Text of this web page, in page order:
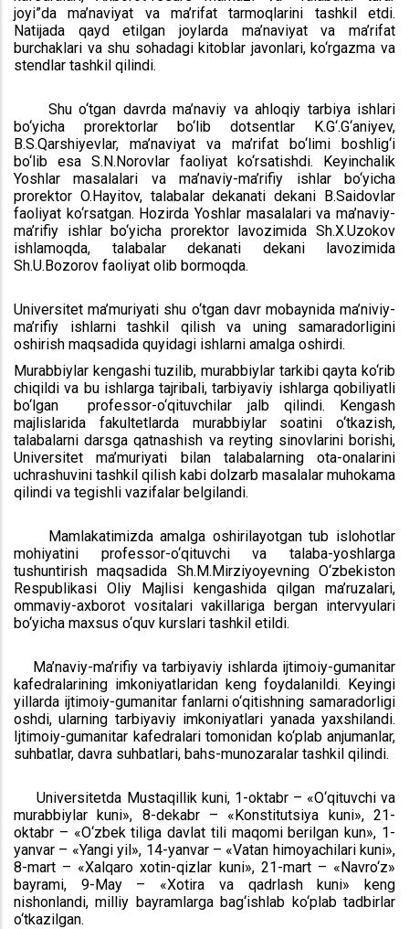
joyi”da ma’naviyat va ma’rifat tarmoqlarini tashkil etdi.
Natijada qayd etilgan joylarda ma’naviyat va ma’rifat
burchaklari va shu sohadagi kitoblar javonlari, ko‘rgazma va
stendlar tashkil qilindi.
Shu o‘tgan davrda ma’naviy va ahloqiy tarbiya ishlari
bo‘yicha prorektorlar bo‘lib dotsentlar K.G‘.G‘aniyev,
B.S.Qarshiyevlar, ma’naviyat va ma’rifat bo‘limi boshlig‘i
bo‘lib esa S.N.Norovlar faoliyat ko‘rsatishdi. Keyinchalik
Yoshlar masalalari va ma’naviy-ma’rifiy ishlar bo‘yicha
prorektor O.Hayitov, talabalar dekanati dekani B.Saidovlar
faoliyat ko‘rsatgan. Hozirda Yoshlar masalalari va ma’naviy-
ma’rifiy ishlar bo‘yicha prorektor lavozimida Sh.X.Uzokov
ishlamoqda, talabalar dekanati dekani lavozimida
Sh.U.Bozorov faoliyat olib bormoqda.
Universitet ma’muriyati shu o‘tgan davr mobaynida ma’niviy-
ma’rifiy ishlarni tashkil qilish va uning samaradorligini
oshirish maqsadida quyidagi ishlarni amalga oshirdi.
Murabbiylar kengashi tuzilib, murabbiylar tarkibi qayta ko‘rib
chiqildi va bu ishlarga tajribali, tarbiyaviy ishlarga qobiliyatli
bo‘lgan professor-o‘qituvchilar jalb qilindi. Kengash
majlislarida fakultetlarda murabbiylar soatini o‘tkazish,
talabalarni darsga qatnashish va reyting sinovlarini borishi,
Universitet ma’muriyati bilan talabalarning ota-onalarini
uchrashuvini tashkil qilish kabi dolzarb masalalar muhokama
qilindi va tegishli vazifalar belgilandi.
Mamlakatimizda amalga oshirilayotgan tub islohotlar
mohiyatini professor-o‘qituvchi va talaba-yoshlarga
tushuntirish maqsadida Sh.M.Mirziyoyevning O‘zbekiston
Respublikasi Oliy Majlisi kengashida qilgan ma’ruzalari,
ommaviy-axborot vositalari vakillariga bergan intervyulari
bo‘yicha maxsus o‘quv kurslari tashkil etildi.
Ma’naviy-ma’rifiy va tarbiyaviy ishlarda ijtimoiy-gumanitar
kafedralarining imkoniyatlaridan keng foydalanildi. Keyingi
yillarda ijtimoiy-gumanitar fanlarni o‘qitishning samaradorligi
oshdi, ularning tarbiyaviy imkoniyatlari yanada yaxshilandi.
Ijtimoiy-gumanitar kafedralari tomonidan ko‘plab anjumanlar,
suhbatlar, davra suhbatlari, bahs-munozaralar tashkil qilindi.
Universitetda Mustaqillik kuni, 1-oktabr – «O‘qituvchi va
murabbiylar kuni», 8-dekabr – «Konstitutsiya kuni», 21-
oktabr – «O‘zbek tiliga davlat tili maqomi berilgan kun», 1-
yanvar – «Yangi yil», 14-yanvar – «Vatan himoyachilari kuni»,
8-mart – «Xalqaro xotin-qizlar kuni», 21-mart – «Navro‘z»
bayrami, 9-May – «Xotira va qadrlash kuni» keng
nishonlandi, milliy bayramlarga bag‘ishlab ko‘plab tadbirlar
o‘tkazilgan.